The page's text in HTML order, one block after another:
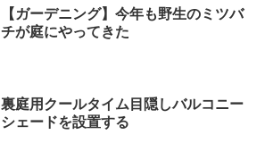
【ガーデニング】今年も野生のミツバ
チが庭にやってきた
裏庭用クールタイム目隠しバルコニー
シェードを設置する